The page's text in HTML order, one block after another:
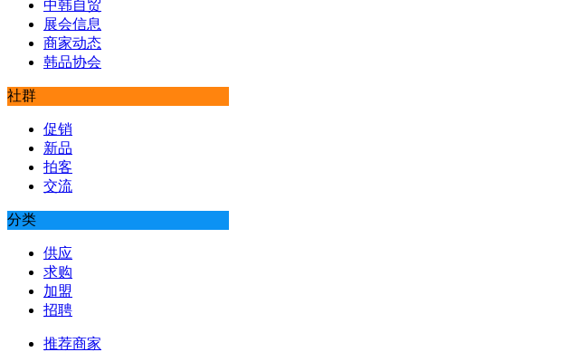
中韩自贸
展会信息
商家动态
韩品协会
社群
促销
新品
拍客
交流
分类
供应
求购
加盟
招聘
推荐商家